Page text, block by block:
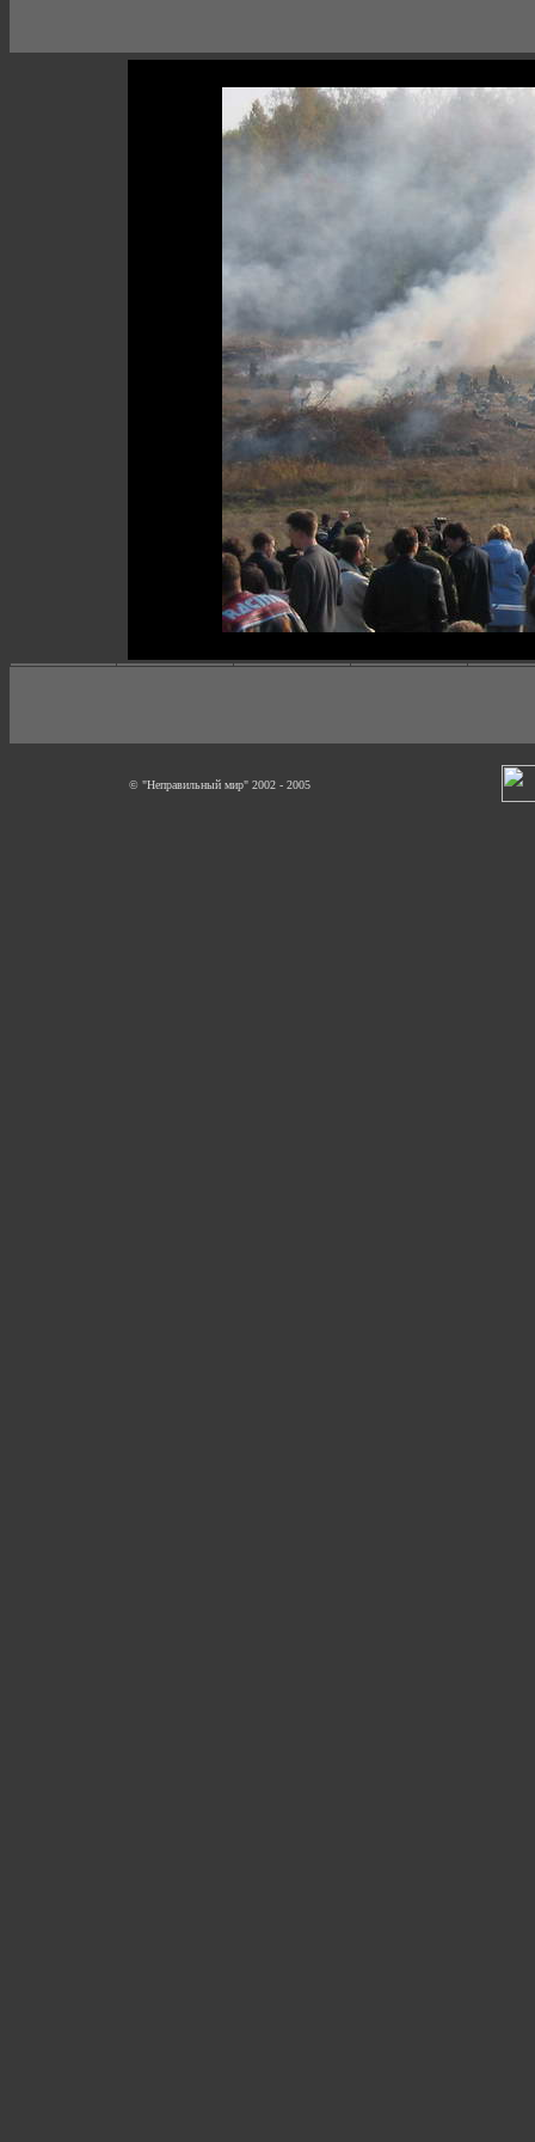
© "Неправильный мир" 2002 - 2005